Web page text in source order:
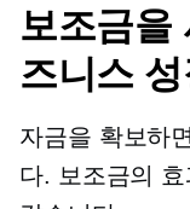
보조금을
즈니스
자금을 확보하
다. 보조금의